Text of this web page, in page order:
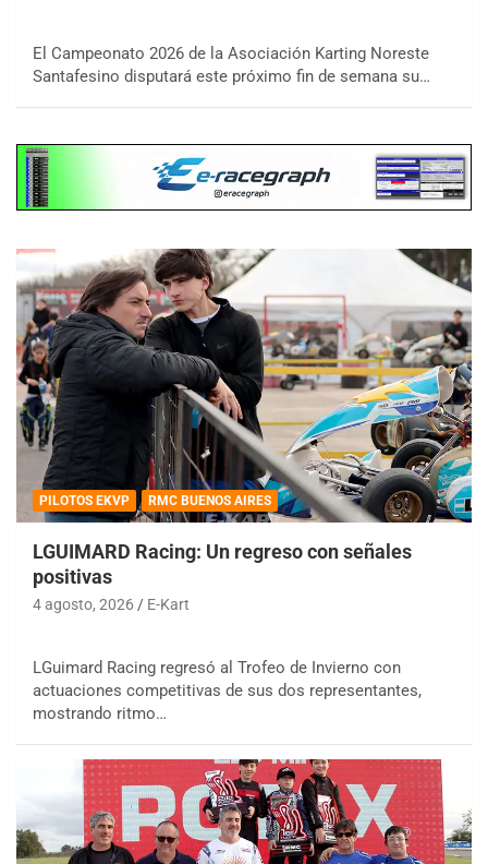
El Campeonato 2026 de la Asociación Karting Noreste
Santafesino disputará este próximo fin de semana su…
PILOTOS EKVP RMC BUENOS AIRES
LGUIMARD Racing: Un regreso con señales
positivas
4 agosto, 2026 E-Kart
LGuimard Racing regresó al Trofeo de Invierno con
actuaciones competitivas de sus dos representantes,
mostrando ritmo…